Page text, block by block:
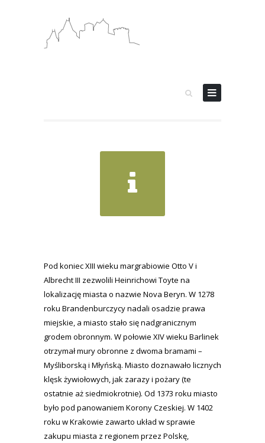
Pod koniec XIII wieku margrabiowie Otto V i
Albrecht III zezwolili Heinrichowi Toyte na
lokalizację miasta o nazwie Nova Beryn. W 1278
roku Brandenburczycy nadali osadzie prawa
miejskie, a miasto stało się nadgranicznym
grodem obronnym. W połowie XIV wieku Barlinek
otrzymał mury obronne z dwoma bramami –
Myśliborską i Młyńską. Miasto doznawało licznych
klęsk żywiołowych, jak zarazy i pożary (te
ostatnie aż siedmiokrotnie). Od 1373 roku miasto
było pod panowaniem Korony Czeskiej. W 1402
roku w Krakowie zawarto układ w sprawie
zakupu miasta z regionem przez Polskę,